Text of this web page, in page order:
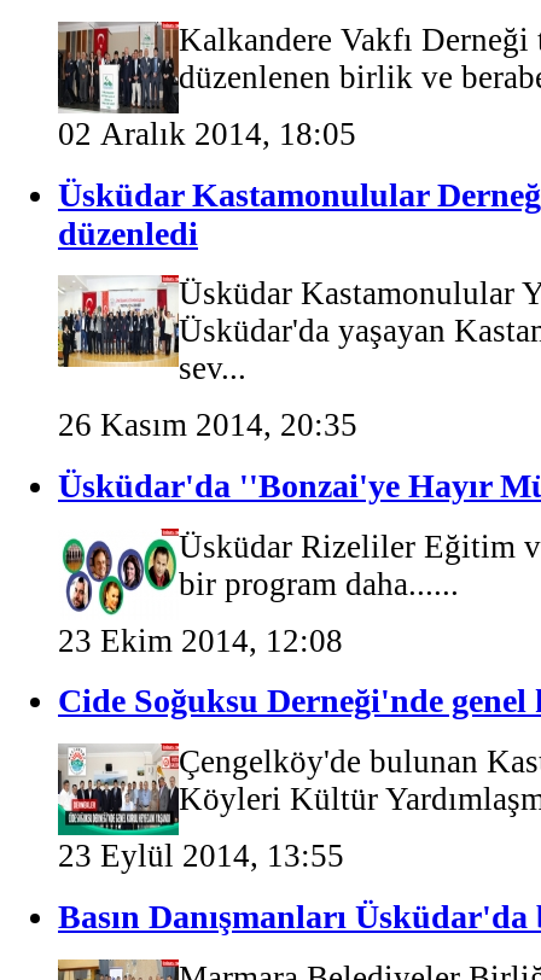
Kalkandere Vakfı Derneği
düzenlenen birlik ve
02 Aralık 2014, 18:05
Üsküdar Kastamonulular
düzenledi
Üsküdar Kastamonulular
Üsküdar'da yaşayan
sev...
26 Kasım 2014, 20:35
Üsküdar'da ''Bonzai'ye Hayır
Üsküdar Rizeliler Eğitim
bir program daha......
23 Ekim 2014, 12:08
Cide Soğuksu Derneği'nde genel
Çengelköy'de bulunan
Köyleri Kültür
23 Eylül 2014, 13:55
Basın Danışmanları